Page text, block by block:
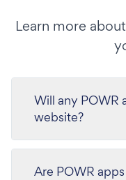
Learn more
Will any POWR
website?
Are POWR